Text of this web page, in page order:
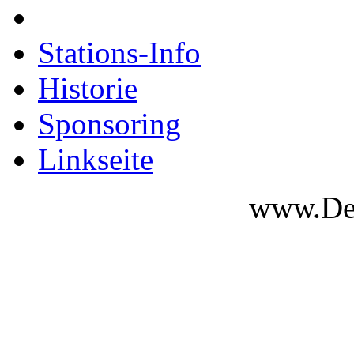
Stations-Info
Historie
Sponsoring
Linkseite